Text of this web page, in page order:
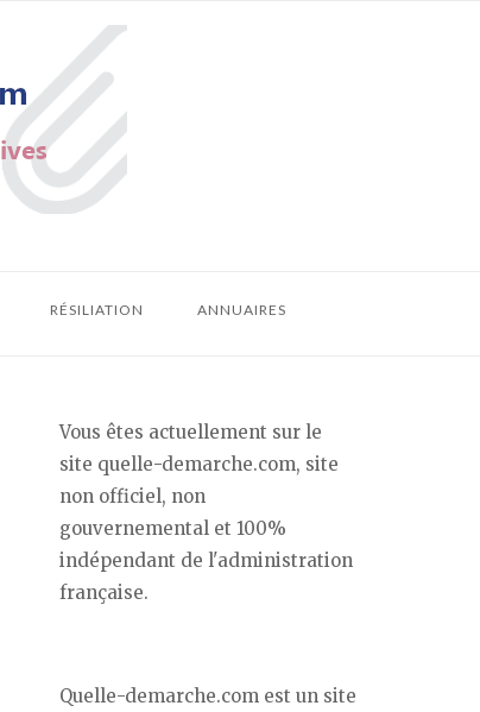
RÉSILIATION ANNUAIRES
Vous êtes actuellement sur le
site quelle-demarche.com, site
non officiel, non
gouvernemental et 100%
indépendant de l'administration
française.
Quelle-demarche.com est un site